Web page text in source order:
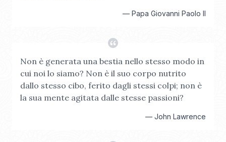
— Papa Giovanni Paolo II
Non è generata una bestia nello stesso modo in
cui noi lo siamo? Non è il suo corpo nutrito
dallo stesso cibo, ferito dagli stessi colpi; non è
la sua mente agitata dalle stesse passioni?
— John Lawrence